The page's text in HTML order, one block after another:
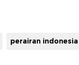
perairan indonesia